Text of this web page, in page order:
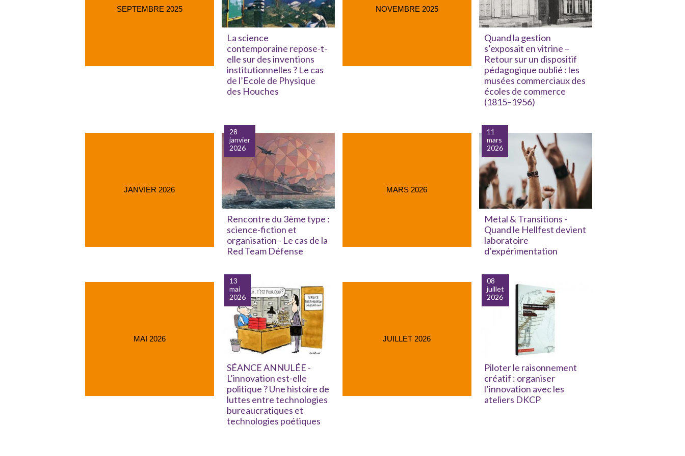
SEPTEMBRE 2025
La science
contemporaine repose-t-
elle sur des inventions
institutionnelles ? Le cas
de l’Ecole de Physique
des Houches
NOVEMBRE 2025
Quand la gestion
s’exposait en vitrine –
Retour sur un dispositif
pédagogique oublié : les
musées commerciaux des
écoles de commerce
(1815–1956)
JANVIER 2026
28
janvier
2026
Rencontre du 3ème type :
science-fiction et
organisation - Le cas de la
Red Team Défense
MARS 2026
11
mars
2026
Metal & Transitions -
Quand le Hellfest devient
laboratoire
d’expérimentation
MAI 2026
13
mai
2026
SÉANCE ANNULÉE -
L’innovation est-elle
politique ? Une histoire de
luttes entre technologies
bureaucratiques et
technologies poétiques
JUILLET 2026
08
juillet
2026
Piloter le raisonnement
créatif : organiser
l’innovation avec les
ateliers DKCP